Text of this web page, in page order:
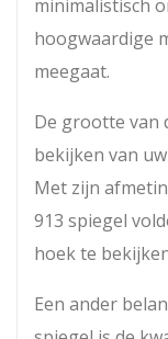
minimalistisch
hoogwaardige
meegaat.
De grootte van
bekijken van
Met zijn
913 spiegel
hoek te
Een ander